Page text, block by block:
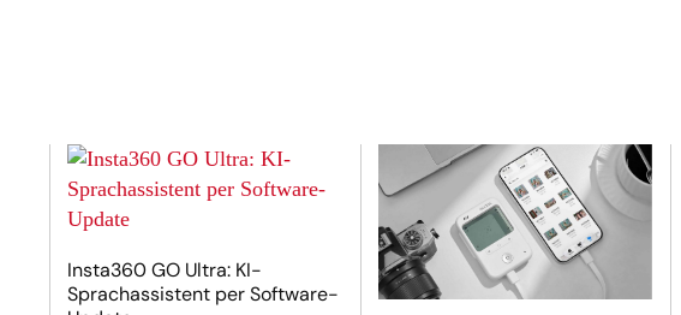
Insta360 GO Ultra: KI-
Sprachassistent per Software-